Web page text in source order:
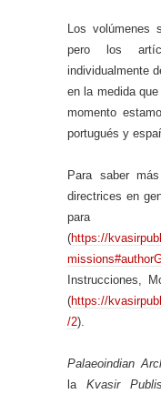
Los volúmenes
pero los
individualmente
en la medida
momento
portugués y
Para saber
directrices en
(https://
Instrucciones,
(https://
/2).
Palaeoindian
la Kvasir